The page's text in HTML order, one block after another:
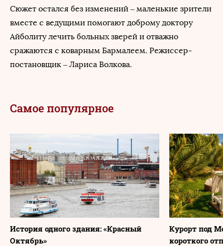
Сюжет остался без изменений – маленькие зрители
вместе с ведущими помогают доброму доктору
Айболиту лечить больных зверей и отважно
сражаются с коварным Бармалеем. Режиссер-
постановщик – Лариса Волкова.
Самое популярное
История одного здания: «Красный
Октябрь»
Курорт под
короткого